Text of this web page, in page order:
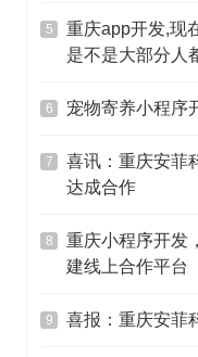
5
重庆app开发,现
是不是大部分人
6 宠物寄养小程序
7
喜讯：重庆安菲
达成合作
8
重庆小程序开发
建线上合作平台
9 喜报：重庆安菲